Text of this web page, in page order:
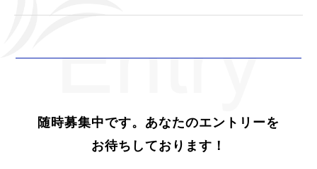
随時募集中です。あなたのエントリーを
お待ちしております！